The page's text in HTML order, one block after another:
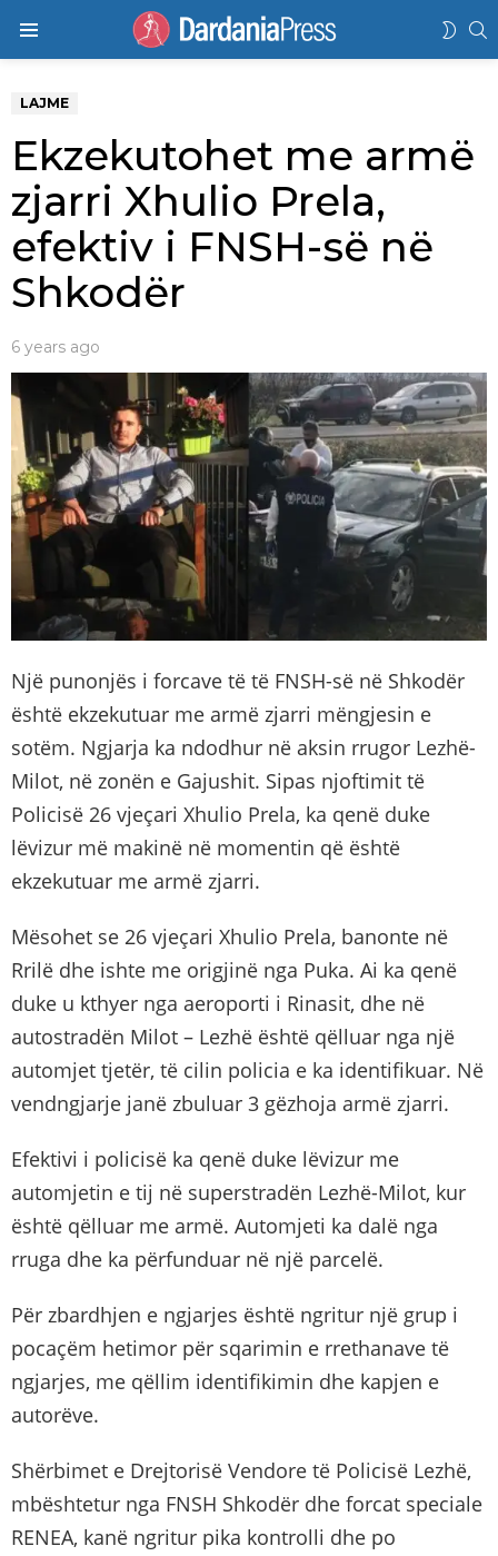
LAJME
Ekzekutohet me armë
zjarri Xhulio Prela,
efektiv i FNSH-së në
Shkodër
6 years ago
Një punonjës i forcave të të FNSH-së në Shkodër
është ekzekutuar me armë zjarri mëngjesin e
sotëm. Ngjarja ka ndodhur në aksin rrugor Lezhë-
Milot, në zonën e Gajushit. Sipas njoftimit të
Policisë 26 vjeçari Xhulio Prela, ka qenë duke
lëvizur më makinë në momentin që është
ekzekutuar me armë zjarri.
Mësohet se 26 vjeçari Xhulio Prela, banonte në
Rrilë dhe ishte me origjinë nga Puka. Ai ka qenë
duke u kthyer nga aeroporti i Rinasit, dhe në
autostradën Milot – Lezhë është qëlluar nga një
automjet tjetër, të cilin policia e ka identifikuar. Në
vendngjarje janë zbuluar 3 gëzhoja armë zjarri.
Efektivi i policisë ka qenë duke lëvizur me
automjetin e tij në superstradën Lezhë-Milot, kur
është qëlluar me armë. Automjeti ka dalë nga
rruga dhe ka përfunduar në një parcelë.
Për zbardhjen e ngjarjes është ngritur një grup i
pocaçëm hetimor për sqarimin e rrethanave të
ngjarjes, me qëllim identifikimin dhe kapjen e
autorëve.
Shërbimet e Drejtorisë Vendore të Policisë Lezhë,
mbështetur nga FNSH Shkodër dhe forcat speciale
RENEA, kanë ngritur pika kontrolli dhe po